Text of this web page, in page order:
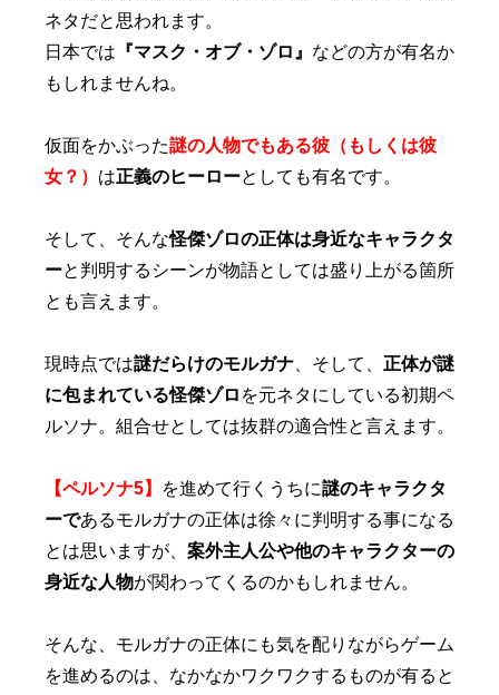
ネタだと思われます。
日本では 『マスク・オブ・ゾロ』 などの方が有名か
もしれませんね。
仮面をかぶった謎の人物でもある彼（もしくは彼
女？） は正義のヒーローとしても有名です。
そして、そんな怪傑ゾロの正体は身近なキャラクタ
ーと判明するシーンが物語としては盛り上がる箇所
とも言えます。
現時点では謎だらけのモルガナ 、そして、 正体が謎
に包まれている怪傑ゾロ を元ネタにしている初期ペ
ルソナ。組合せとしては抜群の適合性と言えます。
【ペルソナ5】 を進めて行くうちに謎のキャラクタ
ーであるモルガナの正体は徐々に判明する事になる
とは思いますが、 案外主人公や他のキャラクターの
身近な人物が関わってくるのかもしれません。
そんな、モルガナの正体にも気を配りながらゲーム
を進めるのは、なかなかワクワクするものが有ると